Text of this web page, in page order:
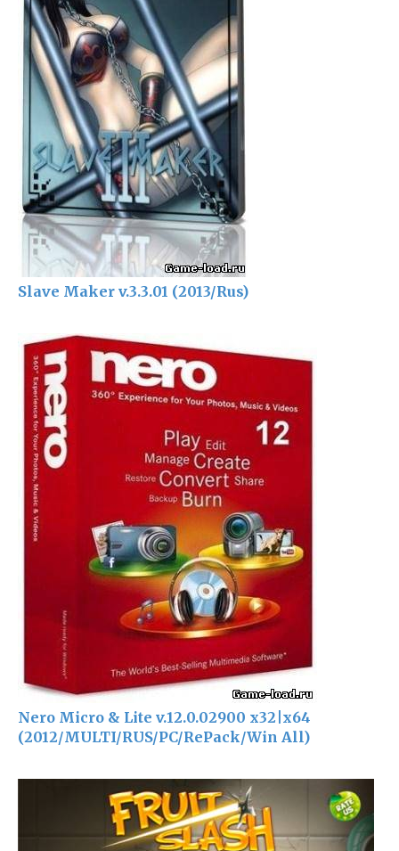
Slave Maker v.3.3.01 (2013/Rus)
Nero Micro & Lite v.12.0.02900 x32|x64
(2012/MULTI/RUS/PC/RePack/Win All)